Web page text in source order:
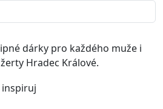
dárky pro každého muže i
Hradec Králové.